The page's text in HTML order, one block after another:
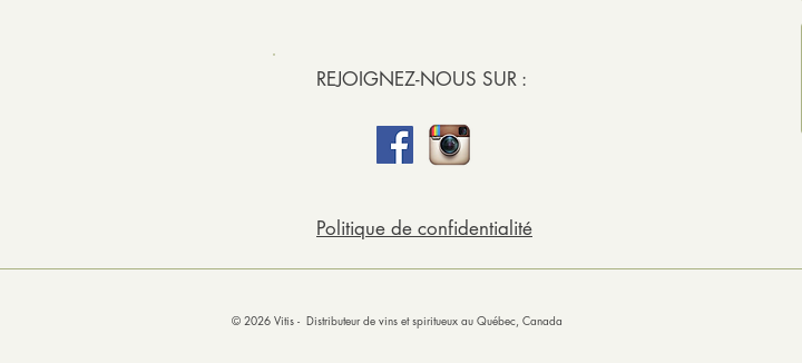
REJOIGNEZ-NOUS SUR :
Politique de confidentialité
© 2026 Vitis - Distributeur de vins et spiritueux au Québec, Canada